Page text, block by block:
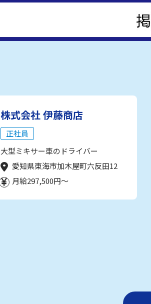
株式会社 伊藤商店
正社員
大型ミキサー車のドライバー
愛知県東海市加木屋町六反田12
月給297,500円～